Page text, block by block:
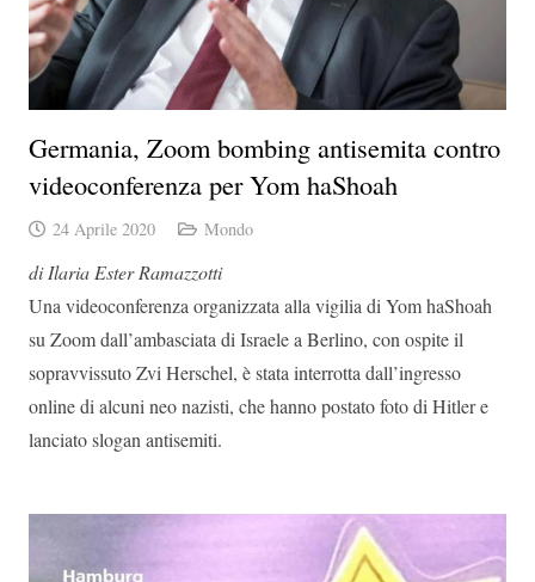
Germania, Zoom bombing antisemita contro
videoconferenza per Yom haShoah
24 Aprile 2020 Mondo
di Ilaria Ester Ramazzotti
Una videoconferenza organizzata alla vigilia di Yom haShoah
su Zoom dall’ambasciata di Israele a Berlino, con ospite il
sopravvissuto Zvi Herschel, è stata interrotta dall’ingresso
online di alcuni neo nazisti, che hanno postato foto di Hitler e
lanciato slogan antisemiti.